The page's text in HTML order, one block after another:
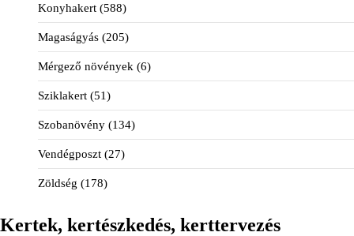
Konyhakert (588)
Magaságyás (205)
Mérgező növények (6)
Sziklakert (51)
Szobanövény (134)
Vendégposzt (27)
Zöldség (178)
Kertek, kertészkedés, kerttervezés